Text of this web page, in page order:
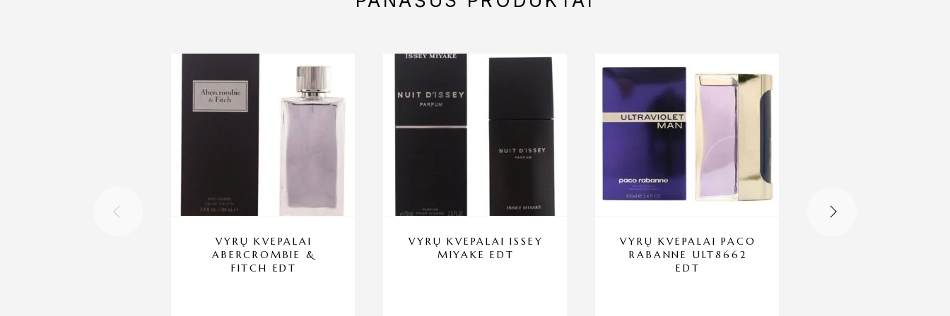
VYRŲ KVEPALAI
ABERCROMBIE &
FITCH EDT
VYRŲ KVEPALAI ISSEY
MIYAKE EDT
VYRŲ KVEPALAI PACO
RABANNE ULT8662
EDT